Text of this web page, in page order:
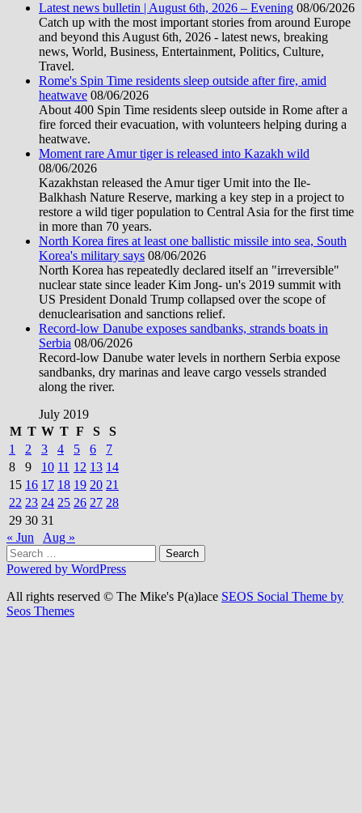
Latest news bulletin | August 6th, 2026 – Evening 08/06/2026
Catch up with the most important stories from around Europe
and beyond this August 6th, 2026 - latest news, breaking
news, World, Business, Entertainment, Politics, Culture,
Travel.
Rome's Spin Time residents sleep outside after fire, amid
heatwave 08/06/2026
About 400 Spin Time residents sleep outside in Rome after a
fire forced their evacuation, with volunteers helping during a
heatwave.
Moment rare Amur tiger is released into Kazakh wild
08/06/2026
Kazakhstan released the Amur tiger Umit into the Ile-
Balkhash Nature Reserve, marking a key step in a project to
restore a wild tiger population to Central Asia for the first time
in more than 70 years.
North Korea fires at least one ballistic missile into sea, South
Korea's military says 08/06/2026
North Korea has repeatedly declared itself an "irreversible"
nuclear state since leader Kim Jong- un's 2019 summit with
US President Donald Trump collapsed over the scope of
denuclearisation and sanctions relief.
Record-low Danube exposes sandbanks, strands boats in
Serbia 08/06/2026
Record-low Danube water levels in northern Serbia expose
sandbanks, dry marinas and leave cargo vessels stranded
along the river.
July 2019
M T W T F S
S
1
2 3 4 5 6
7
8
9 10 11 12 13 14
15 16 17 18 19 20 21
22 23 24 25 26 27 28
29 30 31
« Jun
Aug »
Search
for:
Powered by WordPress
All rights reserved © The Mike's P(a)lace SEOS Social Theme by
Seos Themes